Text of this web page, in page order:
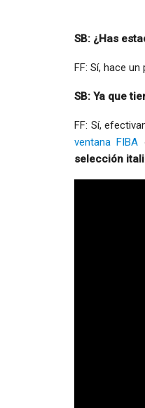
SB: ¿Has
FF: Sí, hace
SB: Ya que
FF: Sí,
ventana FIBA
selección